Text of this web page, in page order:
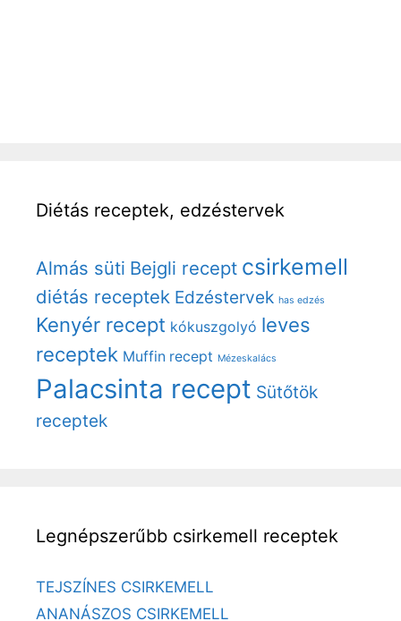
Diétás receptek, edzéstervek
Almás süti Bejgli recept csirkemell
diétás receptek Edzéstervek has edzés
Kenyér recept kókuszgolyó leves
receptek Muffin recept Mézeskalács
Palacsinta recept Sütőtök
receptek
Legnépszerűbb csirkemell receptek
TEJSZÍNES CSIRKEMELL
ANANÁSZOS CSIRKEMELL